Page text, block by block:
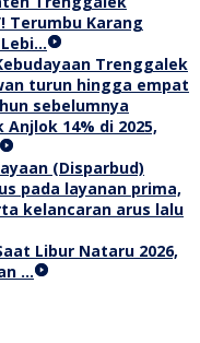
Terumbu Karang
14% di 2025,
Libur Nataru 2026,
…